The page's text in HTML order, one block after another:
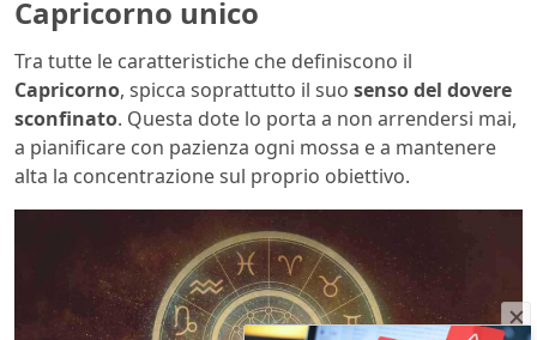
Capricorno unico
Tra tutte le caratteristiche che definiscono il
Capricorno, spicca soprattutto il suo senso del dovere
sconfinato. Questa dote lo porta a non arrendersi mai,
a pianificare con pazienza ogni mossa e a mantenere
alta la concentrazione sul proprio obiettivo.